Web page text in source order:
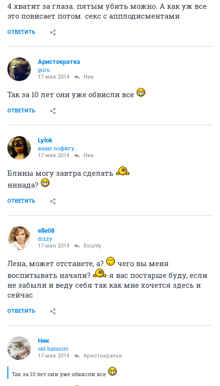
4 хватит за глаза. пятым убить можно. А как уж все
это повисает потом. секс с апплодисментами
ОТВЕТИТЬ
Аристократка
guru
17 мая 2014 Ник
Так за 10 лет они уже обвисли все
ОТВЕТИТЬ
Lylok
ваще пофигу...
17 мая 2014 Ник
Блины могу завтра сделать
нннада?
ОТВЕТИТЬ
elle08
dizzy
17 мая 2014 Bounty
Лена, может отстанете, а?
чего вы меня
воспитывать начали?
я вас постарше буду, если
не забыли и веду себя так как мне хочется здесь и
сейчас
ОТВЕТИТЬ
Ник
old hamster
17 мая 2014 Аристократка
Так за 10 лет они уже обвисли все